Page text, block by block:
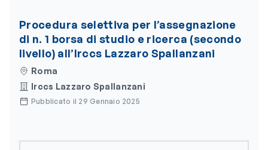
Procedura selettiva per l’assegnazione
di n. 1 borsa di studio e ricerca (secondo
livello) all’Irccs Lazzaro Spallanzani
Roma
Irccs Lazzaro Spallanzani
Pubblicato il 29 Gennaio 2025